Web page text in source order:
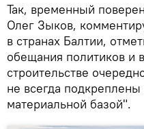
Так, временный
Олег Зыков,
в странах Балтии,
обещания политиков и
строительстве
не всегда
материальной базой".